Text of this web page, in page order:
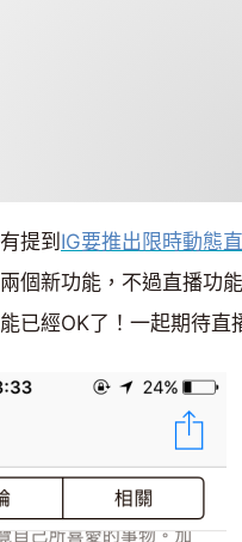
提到 IG要推出限時動態
個新功能，不過直播功
已經OK了！一起期待直